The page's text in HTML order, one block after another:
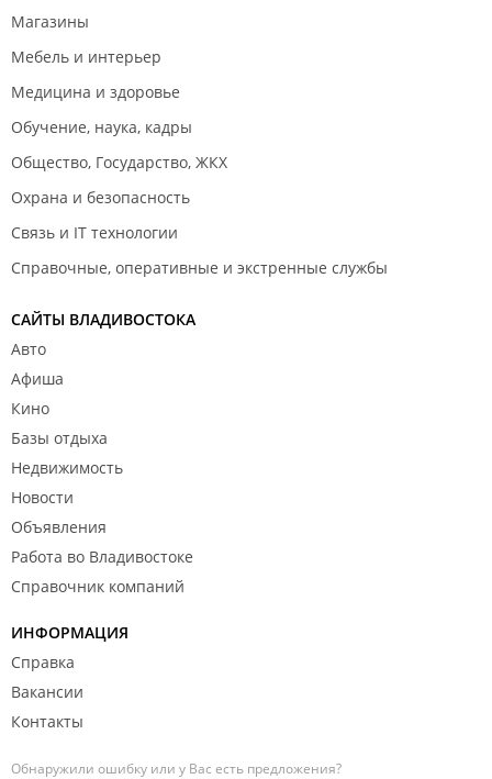
Магазины
Мебель и интерьер
Медицина и здоровье
Обучение, наука, кадры
Общество, Государство, ЖКХ
Охрана и безопасность
Связь и IT технологии
Справочные, оперативные и экстренные службы
САЙТЫ ВЛАДИВОСТОКА
Авто
Афиша
Кино
Базы отдыха
Недвижимость
Новости
Объявления
Работа во Владивостоке
Справочник компаний
ИНФОРМАЦИЯ
Справка
Вакансии
Контакты
Обнаружили ошибку или у Вас есть предложения?